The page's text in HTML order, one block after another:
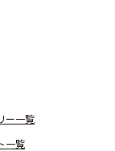
ー一覧
一覧